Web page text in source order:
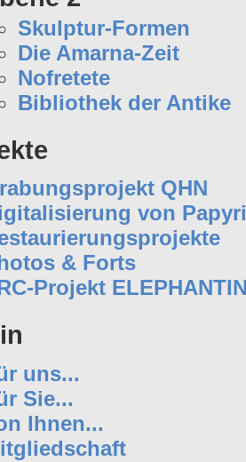
Skulptur-Formen
Die Amarna-Zeit
Nofretete
Bibliothek der Antike
QHN
von
& Forts
Projekt
uns...
Sie...
Ihnen...